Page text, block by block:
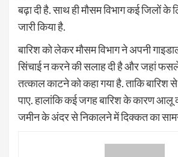
बढ़ा दी है. साथ ही मौसम विभाग कई जिलों के
जारी किया है.
बारिश को लेकर मौसम विभाग ने अपनी
सिंचाई न करने की सलाह दी है और जहां
तत्काल काटने को कहा गया है. ताकि बारिश
पाए. हालांकि कई जगह बारिश के कारण
जमीन के अंदर से निकालने में दिक्कत का